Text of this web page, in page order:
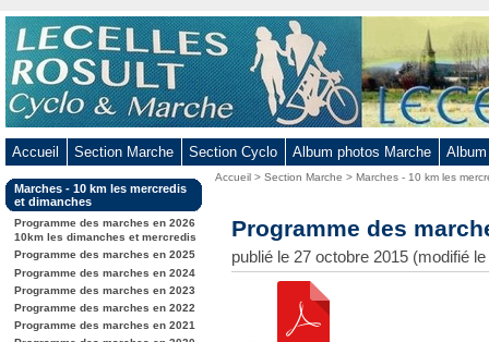
Aller
au
contenu
-
Aller
menu
principal
-
Aller
la
recherche
Accueil Section Marche Section Cyclo Album photos Marche
Dans
la
rubrique
:
Marches - 10 km les mercredis
et dimanches
Programme des marches en 2026
10km les dimanches et mercredis
Programme des marches en 2025
Programme des marches en 2024
Programme des marches en 2023
Programme des marches en 2022
Programme des marches en 2021
Vous
Accueil >Section Marche >Marches - 10 km les
Programme des
publié le 27 octobre 2015 (modifié